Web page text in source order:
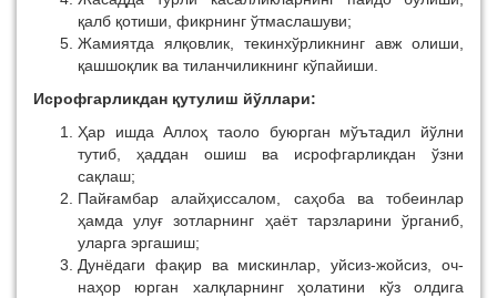
қалб қотиши, фикрнинг ўтмаслашуви;
Жамиятда ялқовлик, текинхўрликнинг авж олиши,
қашшоқлик ва тиланчиликнинг кўпайиши.
Исрофгарликдан қутулиш йўллари:
Ҳар ишда Аллоҳ таоло буюрган мўътадил йўлни
тутиб, ҳаддан ошиш ва исрофгарликдан ўзни
сақлаш;
Пайғамбар алайҳиссалом, саҳоба ва тобеинлар
ҳамда улуғ зотларнинг ҳаёт тарзларини ўрганиб,
уларга эргашиш;
Дунёдаги фақир ва мискинлар, уйсиз-жойсиз, оч-
наҳор юрган халқларнинг ҳолатини кўз олдига